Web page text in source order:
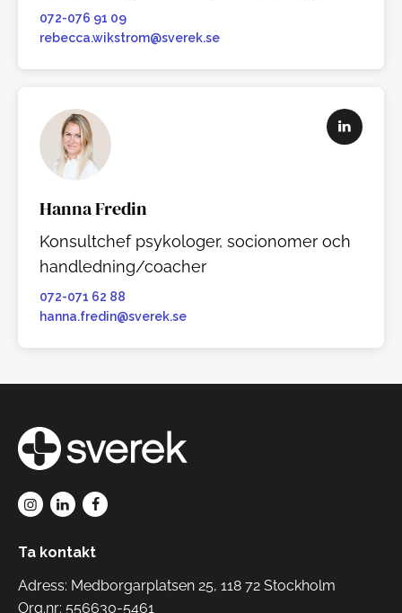
072-076 91 09
rebecca.wikstrom@sverek.se
Hanna Fredin
Konsultchef psykologer, socionomer och
handledning/coacher
072-071 62 88
hanna.fredin@sverek.se
Ta kontakt
Adress: Medborgarplatsen 25, 118 72 Stockholm
Org.nr: 556630-5461